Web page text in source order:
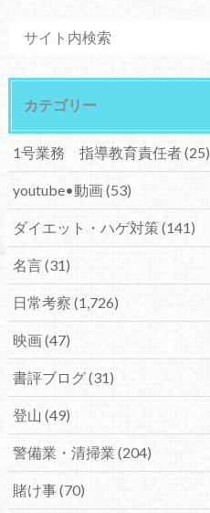
カテゴリー
1号業務 指導教育責任者(25)
youtube•動画(53)
ダイエット・ハゲ対策(141)
名言(31)
日常考察 (1,726)
映画(47)
書評ブログ(31)
登山 (49)
警備業・清掃業 (204)
賭け事(70)